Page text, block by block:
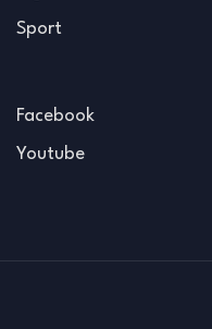
Sport
Facebook
Youtube